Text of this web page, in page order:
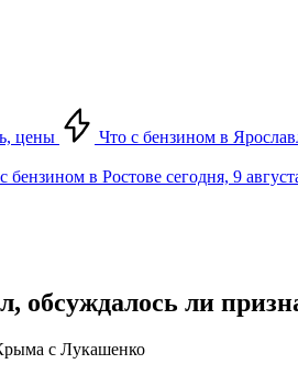
цены Что с бензином в
бензином в Ростове сегодня, 9
обсуждалось ли
с Лукашенко